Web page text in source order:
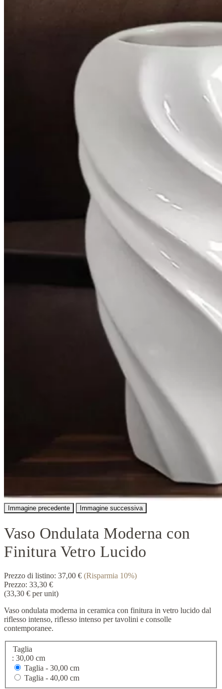
Immagine precedente Immagine successiva
Vaso Ondulata Moderna con
Finitura Vetro Lucido
Prezzo di listino: 37,00 € (Risparmia 10%)
Prezzo: 33,30 €
(33,30 € per unit)
Vaso ondulata moderna in ceramica con finitura in vetro lucido dal
riflesso intenso, riflesso intenso per tavolini e consolle
contemporanee.
Taglia
: 30,00 cm
Taglia - 30,00 cm
Taglia - 40,00 cm